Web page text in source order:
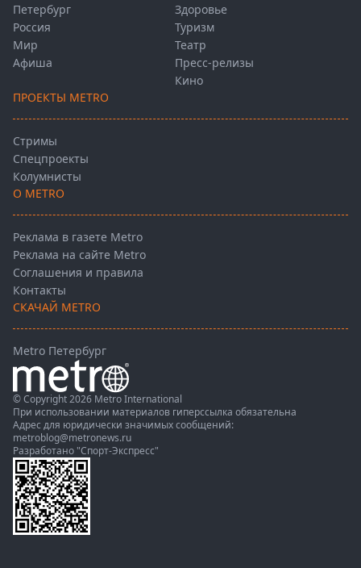
Петербург
Россия
Мир
Афиша
Здоровье
Туризм
Театр
Пресс-релизы
Кино
ПРОЕКТЫ METRO
Стримы
Спецпроекты
Колумнисты
О METRO
Реклама в газете Metro
Реклама на сайте Metro
Соглашения и правила
Контакты
СКАЧАЙ METRO
Metro Петербург
© Copyright 2026 Metro International
При использовании материалов гиперссылка обязательна
Адрес для юридически значимых сообщений:
metroblog@metronews.ru
Разработано "Спорт-Экспресс"